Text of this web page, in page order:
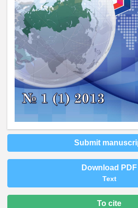
Submit
Download PDF
Text
To cite